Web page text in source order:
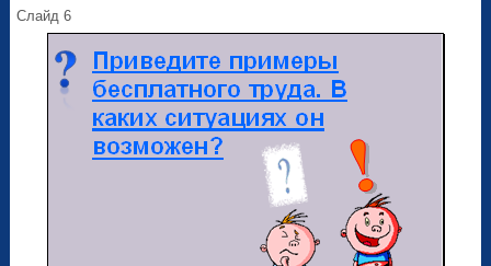
Слайд 6